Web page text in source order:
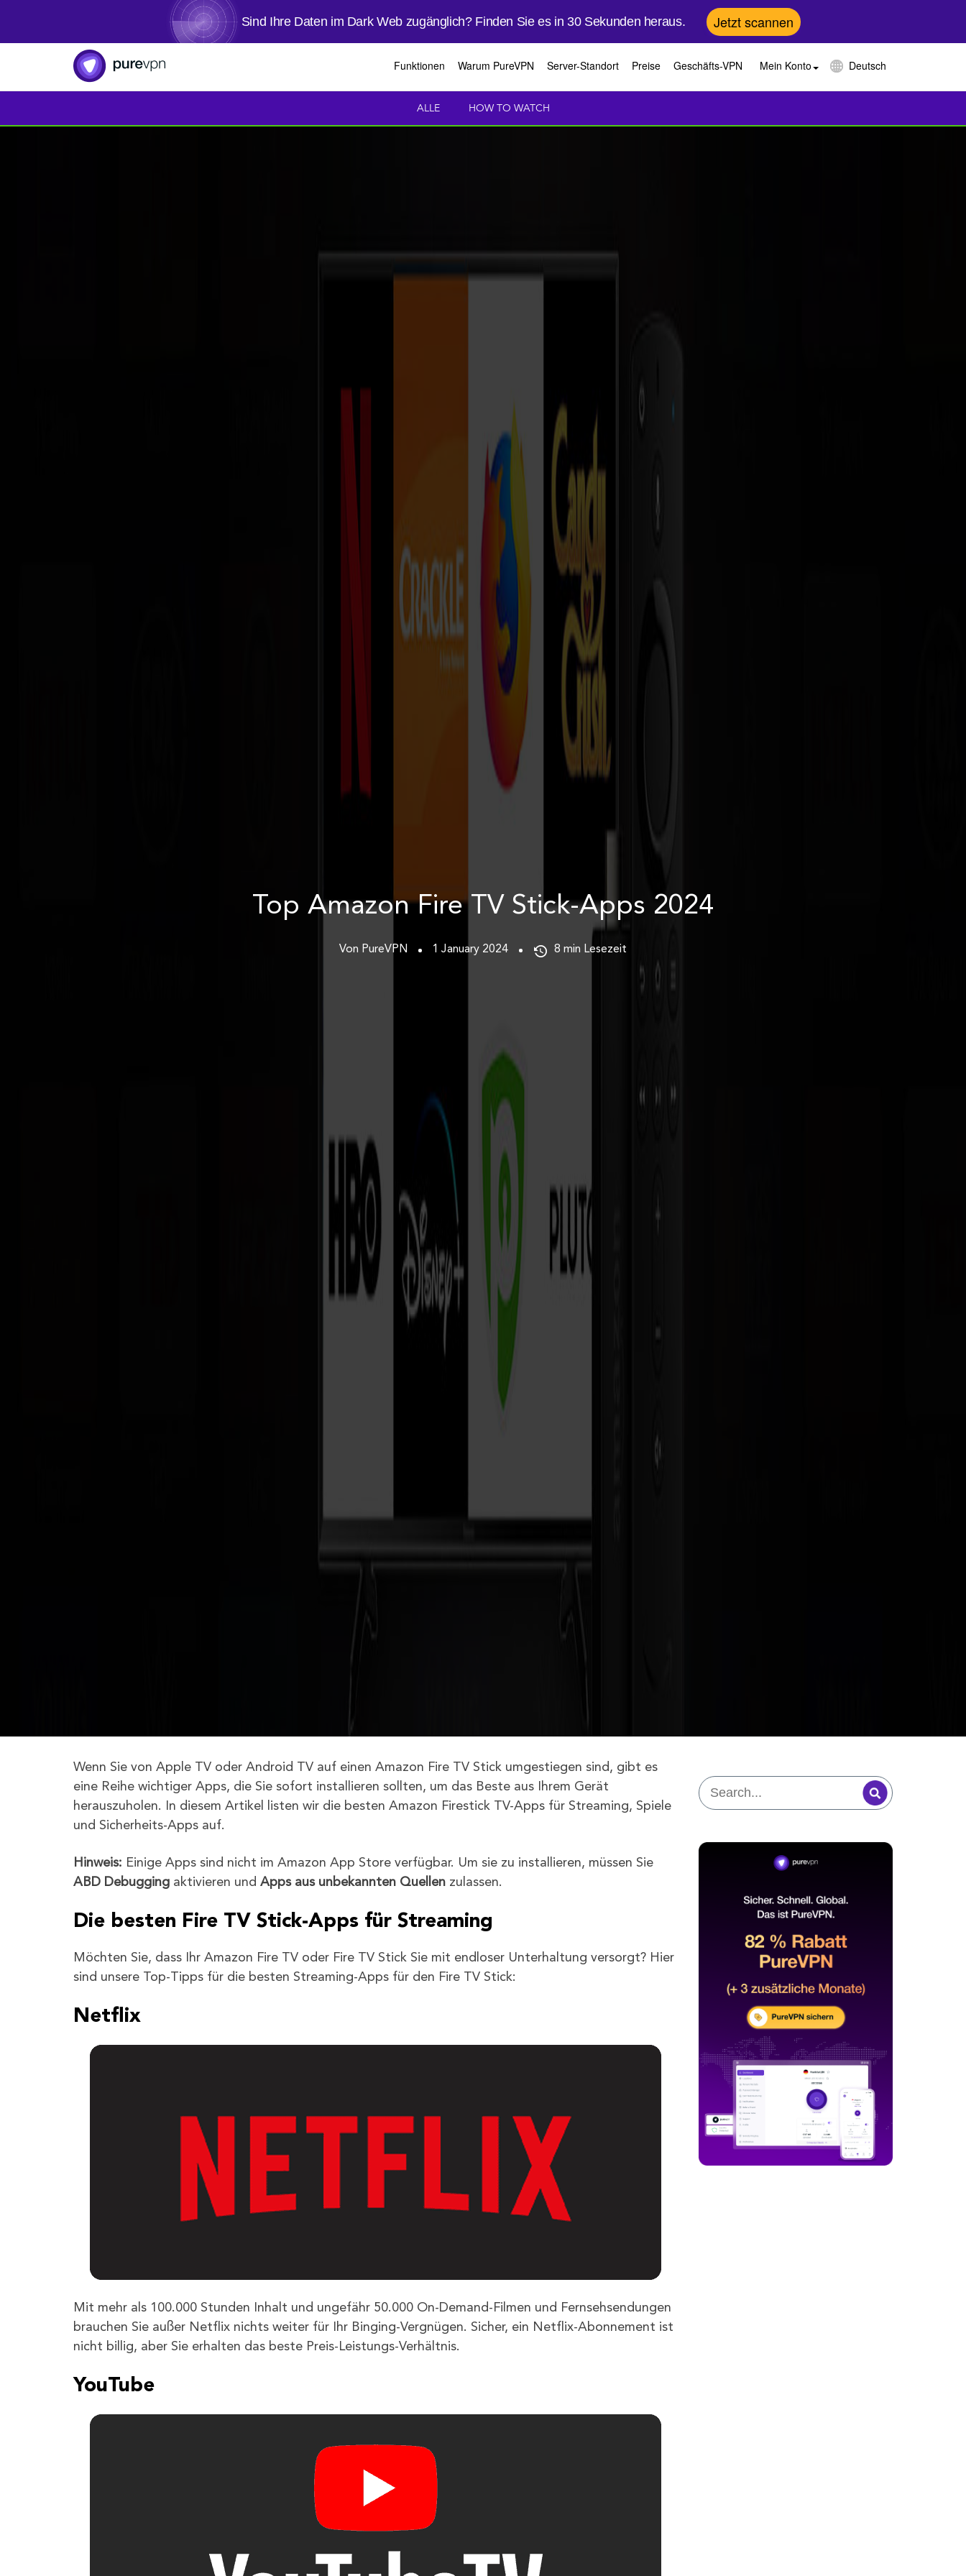
Sind Ihre Daten im Dark Web zugänglich? Finden Sie es in 30 Sekunden heraus. Jetzt scannen
Funktionen Warum PureVPN Server-Standort Preise Geschäfts-VPN Mein Konto Deutsch
ALLE HOW TO WATCH
Top Amazon Fire TV Stick-Apps 2024
Von PureVPN 1 January 2024 8 min Lesezeit
Wenn Sie von Apple TV oder Android TV auf einen Amazon Fire TV Stick umgestiegen sind, gibt es
eine Reihe wichtiger Apps, die Sie sofort installieren sollten, um das Beste aus Ihrem Gerät
herauszuholen. In diesem Artikel listen wir die besten Amazon Firestick TV-Apps für Streaming, Spiele
und Sicherheits-Apps auf.
Hinweis: Einige Apps sind nicht im Amazon App Store verfügbar. Um sie zu installieren, müssen Sie
ABD Debugging aktivieren und Apps aus unbekannten Quellen zulassen.
Die besten Fire TV Stick-Apps für Streaming
Möchten Sie, dass Ihr Amazon Fire TV oder Fire TV Stick Sie mit endloser Unterhaltung versorgt? Hier
sind unsere Top-Tipps für die besten Streaming-Apps für den Fire TV Stick:
Netflix
Mit mehr als 100.000 Stunden Inhalt und ungefähr 50.000 On-Demand-Filmen und Fernsehsendungen
brauchen Sie außer Netflix nichts weiter für Ihr Binging-Vergnügen. Sicher, ein Netflix-Abonnement ist
nicht billig, aber Sie erhalten das beste Preis-Leistungs-Verhältnis.
YouTube